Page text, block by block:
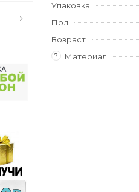
Упаковка
Пол
Возраст
? Материал